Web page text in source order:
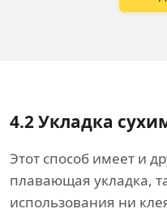
4.2 Укладка
Этот способ имеет и
плавающая укладка,
использования ни